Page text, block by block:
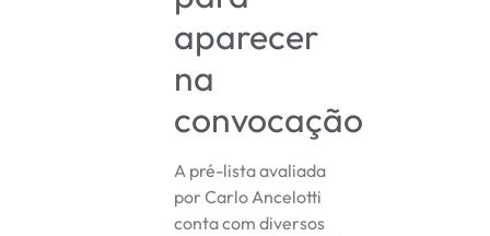
aparecer
na
convocação
A pré-lista avaliada
por Carlo Ancelotti
conta com diversos